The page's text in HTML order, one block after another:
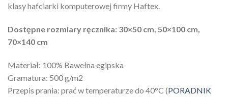
klasy hafciarki komputerowej firmy Haftex.
Dostępne rozmiary ręcznika: 30×50 cm, 50×100 cm,
70×140 cm
Materiał: 100% Bawełna egipska
Gramatura: 500 g/m2
Przepis prania: prać w temperaturze do 40°C (PORADNIK